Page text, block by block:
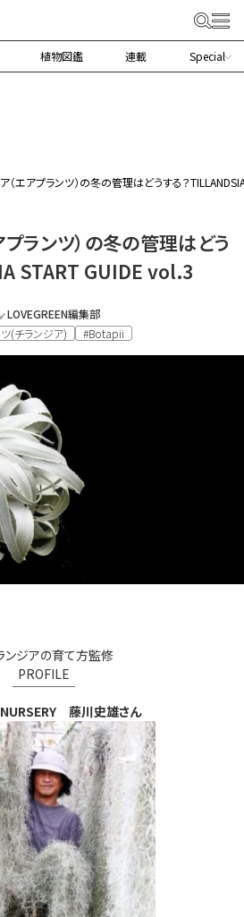
植物図鑑 連載 Special
（エアプランツ）の冬の管理はどうする？
プランツ）の冬の管理はどう
START GUIDE vol.3
LOVEGREEN編集部
(チランジア) #Botapii
ンジアの育て方監修
PROFILE
￣￣￣￣￣
藤川史雄さん